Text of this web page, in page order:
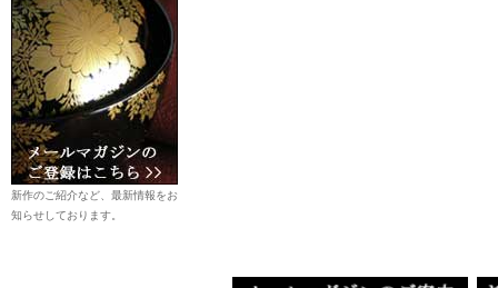
新作のご紹介など、最新情報をお
知らせしております。